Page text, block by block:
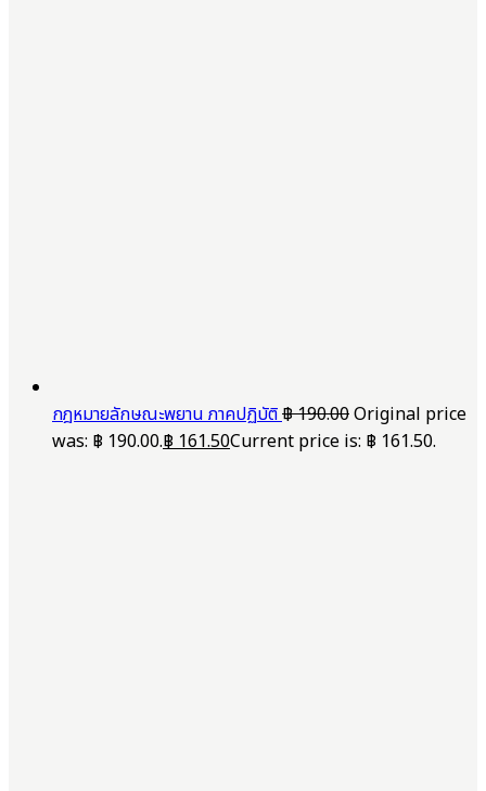
กฎหมายลักษณะพยาน ภาคปฏิบัติ฿190.00Original price
was: ฿ 190.00.฿ 161.50Current price is: ฿ 161.50.